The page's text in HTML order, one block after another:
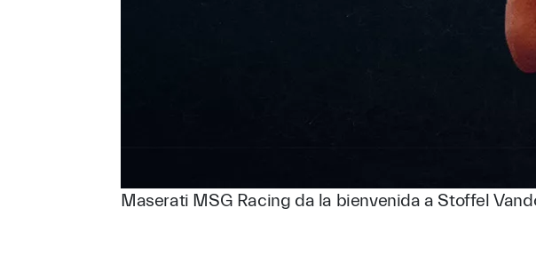
Maserati MSG Racing da la bienvenida a Stoffel